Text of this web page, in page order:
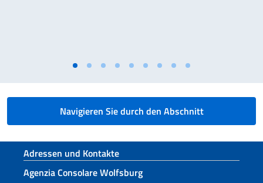
Navigieren Sie durch den Abschnitt
Fußbereich
Adressen und Kontakte
Agenzia Consolare Wolfsburg